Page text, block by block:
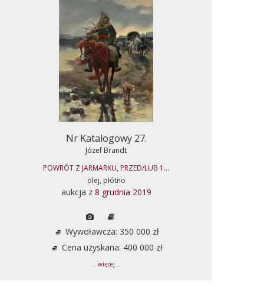
Nr Katalogowy 27.
Józef Brandt
POWRÓT Z JARMARKU, PRZED/LUB 1...
olej, płótno
aukcja z 8 grudnia 2019
Wywoławcza: 350 000 zł
Cena uzyskana: 400 000 zł
... więcej ...